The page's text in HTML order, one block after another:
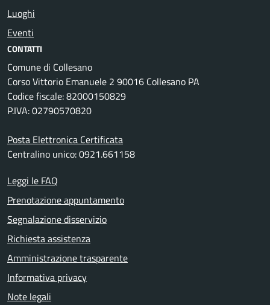
Luoghi
Eventi
CONTATTI
Comune di Collesano
Corso Vittorio Emanuele 2 90016 Collesano PA
Codice fiscale: 82000150829
P.IVA: 02790570820
Posta Elettronica Certificata
Centralino unico: 0921.661158
Leggi le FAQ
Prenotazione appuntamento
Segnalazione disservizio
Richiesta assistenza
Amministrazione trasparente
Informativa privacy
Note legali